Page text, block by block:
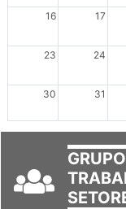
16 17
23 24
30 31